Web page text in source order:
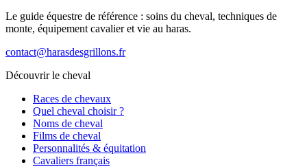
Le guide équestre de référence : soins du cheval, techniques de
monte, équipement cavalier et vie au haras.
contact@harasdesgrillons.fr
Découvrir le cheval
Races de chevaux
Quel cheval choisir ?
Noms de cheval
Films de cheval
Personnalités & équitation
Cavaliers français